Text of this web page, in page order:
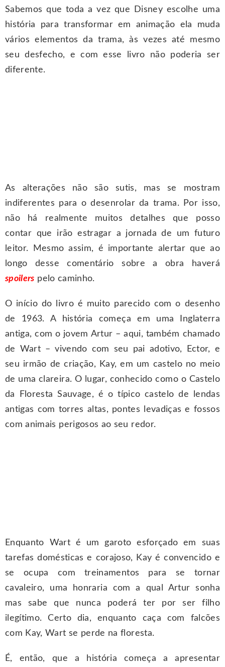
Sabemos que toda a vez que Disney escolhe uma
história para transformar em animação ela muda
vários elementos da trama, às vezes até mesmo
seu desfecho, e com esse livro não poderia ser
diferente.
As alterações não são sutis, mas se mostram
indiferentes para o desenrolar da trama. Por isso,
não há realmente muitos detalhes que posso
contar que irão estragar a jornada de um futuro
leitor. Mesmo assim, é importante alertar que ao
longo desse comentário sobre a obra haverá
spoilers pelo caminho.
O início do livro é muito parecido com o desenho
de 1963. A história começa em uma Inglaterra
antiga, com o jovem Artur – aqui, também chamado
de Wart – vivendo com seu pai adotivo, Ector, e
seu irmão de criação, Kay, em um castelo no meio
de uma clareira. O lugar, conhecido como o Castelo
da Floresta Sauvage, é o típico castelo de lendas
antigas com torres altas, pontes levadiças e fossos
com animais perigosos ao seu redor.
Enquanto Wart é um garoto esforçado em suas
tarefas domésticas e corajoso, Kay é convencido e
se ocupa com treinamentos para se tornar
cavaleiro, uma honraria com a qual Artur sonha
mas sabe que nunca poderá ter por ser filho
ilegítimo. Certo dia, enquanto caça com falcões
com Kay, Wart se perde na floresta.
É, então, que a história começa a apresentar